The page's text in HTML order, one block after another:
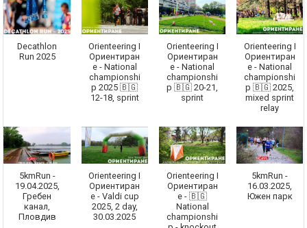
Decathlon
Run 2025
Orienteering I
Ориентиран
е - National
championshi
p 2025 🇧🇬
12-18, sprint
Orienteering I
Ориентиран
е - National
championshi
p 🇧🇬 20-21,
sprint
Orienteering I
Ориентиран
е - National
championshi
p 🇧🇬 2025,
mixed sprint
relay
5kmRun -
19.04.2025,
Гребен
канал,
Пловдив
Orienteering I
Ориентиран
е - Valdi cup
2025, 2 day,
30.03.2025
Orienteering I
Ориентиран
е - 🇧🇬
National
championshi
5kmRun -
16.03.2025,
Южен парк